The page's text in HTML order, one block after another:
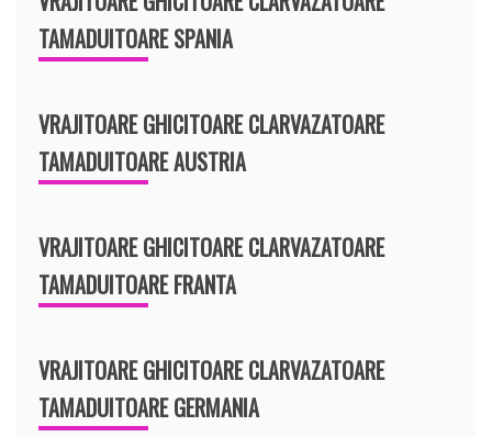
TAMADUITOARE SPANIA
VRAJITOARE GHICITOARE CLARVAZATOARE
TAMADUITOARE AUSTRIA
VRAJITOARE GHICITOARE CLARVAZATOARE
TAMADUITOARE FRANTA
VRAJITOARE GHICITOARE CLARVAZATOARE
TAMADUITOARE GERMANIA